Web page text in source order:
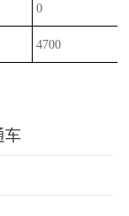
0
4700
车